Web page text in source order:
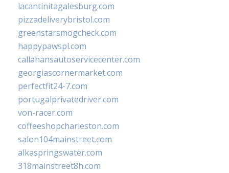
lacantinitagalesburg.com
pizzadeliverybristol.com
greenstarsmogcheck.com
happypawspl.com
callahansautoservicecenter.com
georgiascornermarket.com
perfectfit24-7.com
portugalprivatedriver.com
von-racer.com
coffeeshopcharleston.com
salon104mainstreet.com
alkaspringswater.com
318mainstreet8h.com